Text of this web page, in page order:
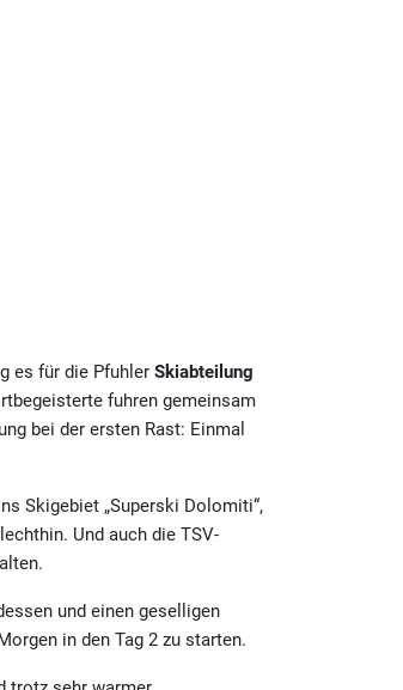
es für die Pfuhler Skiabteilung
fuhren gemeinsam
bei der ersten Rast: Einmal
Skigebiet „Superski Dolomiti“,
Und auch die TSV-
und einen geselligen
in den Tag 2 zu starten.